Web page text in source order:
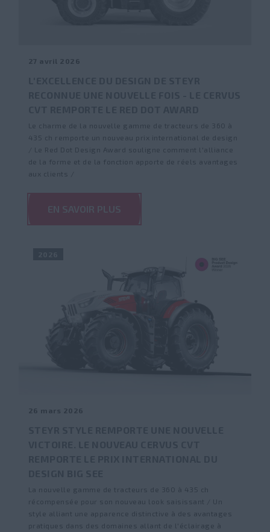
27 avril 2026
Le charme de la nouvelle gamme de tracteurs de 360 à
435 ch remporte un nouveau prix international de design
/ Le Red Dot Design Award souligne comment l'alliance
de la forme et de la fonction apporte de réels avantages
aux clients /
EN SAVOIR PLUS
26 mars 2026
La nouvelle gamme de tracteurs de 360 à 435 ch
récompensée pour son nouveau look saisissant / Un
style alliant une apparence distinctive à des avantages
pratiques dans des domaines allant de l'éclairage à